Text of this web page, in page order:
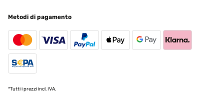
Utilisateur d'Amazon
Tradurre
Lovely frames and easy to remove the back they look great on my
Metodi di pagamento
*Tutti i prezzi incl. IVA.